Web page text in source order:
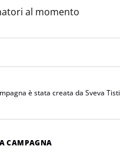
al momento
è stata creata da Sveva Tisti
CAMPAGNA